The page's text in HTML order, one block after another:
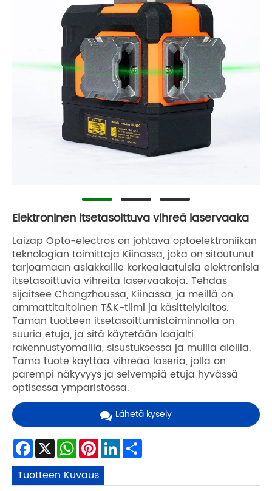
Elektroninen itsetasoittuva vihreä laservaaka
Laizap Opto-electros on johtava optoelektroniikan
teknologian toimittaja Kiinassa, joka on sitoutunut
tarjoamaan asiakkaille korkealaatuisia elektronisia
itsetasoittuvia vihreitä laservaakoja. Tehdas
sijaitsee Changzhoussa, Kiinassa, ja meillä on
ammattitaitoinen T&K-tiimi ja käsittelylaitos.
Tämän tuotteen itsetasoittumistoiminnolla on
suuria etuja, ja sitä käytetään laajalti
rakennustyömailla, sisustuksessa ja muilla aloilla.
Tämä tuote käyttää vihreää laseria, jolla on
parempi näkyvyys ja selvempiä etuja hyvässä
optisessa ympäristössä.
Lähetä kysely
Facebook
X WhatsApp
Pinterest
LinkedIn
Tuotteen Kuvaus